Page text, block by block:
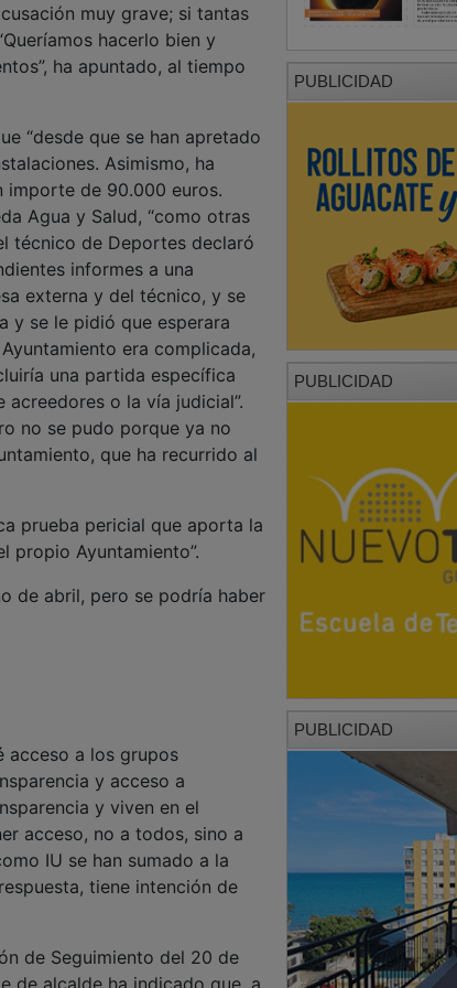
muy grave; si tantas
hacerlo bien y
ha apuntado, al tiempo
“desde que se han apretado
Asimismo, ha
importe de 90.000 euros.
Agua y Salud, “como otras
técnico de Deportes declaró
informes a una
externa y del técnico, y se
y se le pidió que esperara
era complicada,
una partida específica
o la vía judicial”.
no se pudo porque ya no
que ha recurrido al
prueba pericial que aporta la
propio Ayuntamiento”.
de abril, pero se podría haber
acceso a los grupos
y acceso a
y viven en el
acceso, no a todos, sino a
IU se han sumado a la
tiene intención de
de Seguimiento del 20 de
de alcalde ha indicado que, a
PUBLICIDAD
PUBLICIDAD
PUBLICIDAD